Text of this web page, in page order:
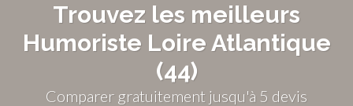
Trouvez les meilleurs
Humoriste Loire Atlantique
(44)
Comparer gratuitement jusqu'à 5 devis